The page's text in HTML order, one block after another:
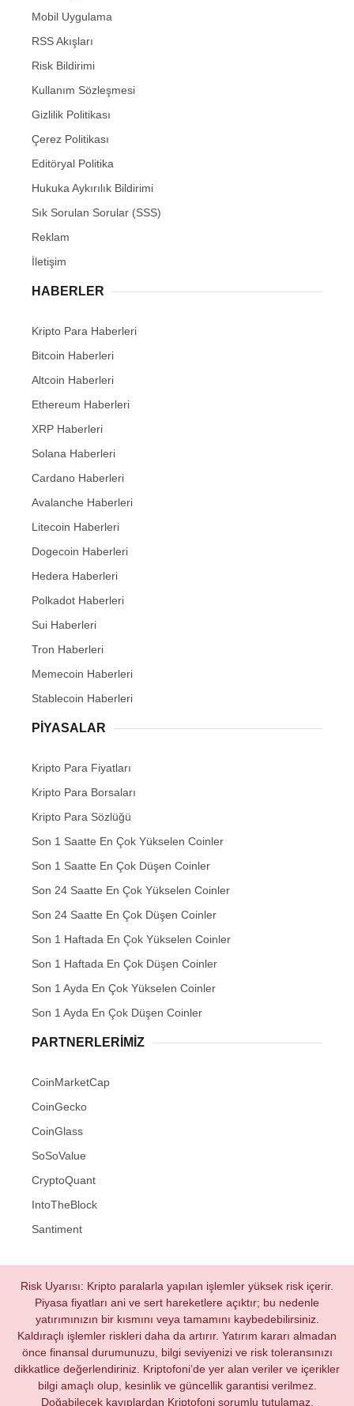
Mobil Uygulama
RSS Akışları
Risk Bildirimi
Kullanım Sözleşmesi
Gizlilik Politikası
Çerez Politikası
Editöryal Politika
Hukuka Aykırılık Bildirimi
Sık Sorulan Sorular (SSS)
Reklam
İletişim
HABERLER
Kripto Para Haberleri
Bitcoin Haberleri
Altcoin Haberleri
Ethereum Haberleri
XRP Haberleri
Solana Haberleri
Cardano Haberleri
Avalanche Haberleri
Litecoin Haberleri
Dogecoin Haberleri
Hedera Haberleri
Polkadot Haberleri
Sui Haberleri
Tron Haberleri
Memecoin Haberleri
Stablecoin Haberleri
PIYASALAR
Kripto Para Fiyatları
Kripto Para Borsaları
Kripto Para Sözlüğü
Son 1 Saatte En Çok Yükselen Coinler
Son 1 Saatte En Çok Düşen Coinler
Son 24 Saatte En Çok Yükselen Coinler
Son 24 Saatte En Çok Düşen Coinler
Son 1 Haftada En Çok Yükselen Coinler
Son 1 Haftada En Çok Düşen Coinler
Son 1 Ayda En Çok Yükselen Coinler
Son 1 Ayda En Çok Düşen Coinler
PARTNERLERIMIZ
CoinMarketCap
CoinGecko
CoinGlass
SoSoValue
CryptoQuant
IntoTheBlock
Santiment
Risk Uyarısı: Kripto paralarla yapılan işlemler yüksek risk içerir.
Piyasa fiyatları ani ve sert hareketlere açıktır; bu nedenle
yatırımınızın bir kısmını veya tamamını kaybedebilirsiniz.
Kaldıraçlı işlemler riskleri daha da artırır. Yatırım kararı almadan
önce finansal durumunuzu, bilgi seviyenizi ve risk toleransınızı
dikkatlice değerlendiriniz. Kriptofoni’de yer alan veriler ve içerikler
bilgi amaçlı olup, kesinlik ve güncellik garantisi verilmez.
Doğabilecek kayıplardan Kriptofoni sorumlu tutulamaz.